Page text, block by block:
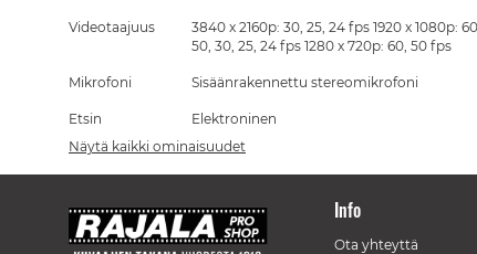
Videotaajuus
3840 x 2160p: 30, 25, 24 fps 1920 x 1080p:
50, 30, 25, 24 fps 1280 x 720p: 60, 50 fps
Mikrofoni Sisäänrakennettu stereomikrofoni
Etsin
Elektroninen
Näytä kaikki ominaisuudet
Info
Ota yhteyttä